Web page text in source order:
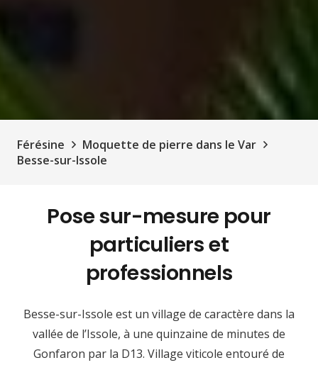
Férésine
Moquette de pierre dans le Var
Besse-sur-Issole
Pose sur-mesure pour
particuliers et
professionnels
Besse-sur-Issole est un village de caractère dans la
vallée de l’Issole, à une quinzaine de minutes de
Gonfaron par la D13. Village viticole entouré de